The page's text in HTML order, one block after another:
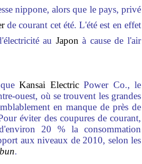
nippone, alors que le pays, privé
de courant cet été. L'été est en effet
au Japon à cause de l'air
queKansai ElectricPower Co., le
ouest, où se trouvent les grandes
en manque de près de
éviter des coupures de courant,
20 % la consommation
aux niveaux de 2010, selon les
.